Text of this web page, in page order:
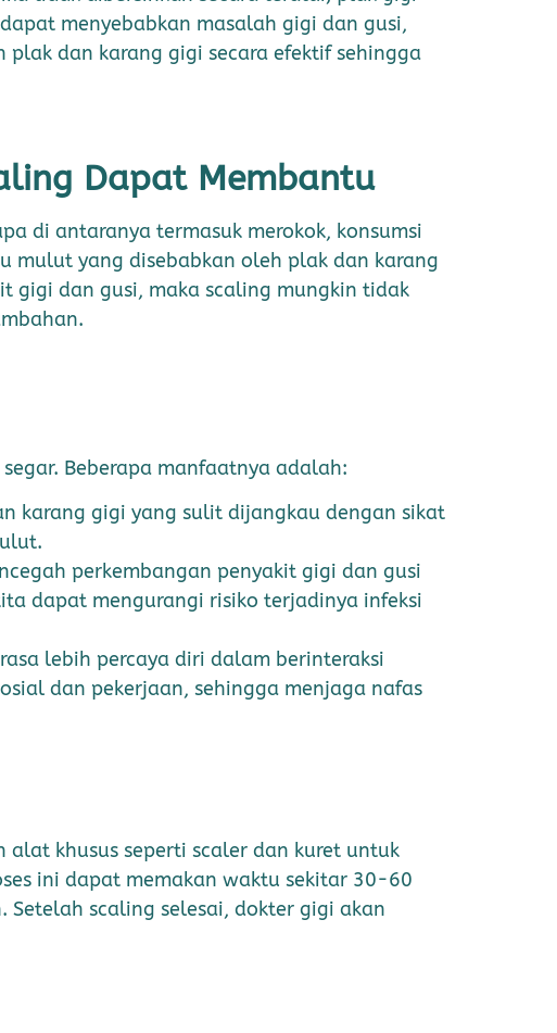
menyebabkan masalah gigi dan gusi,
dan karang gigi secara efektif sehingga
Dapat Membantu
di antaranya termasuk merokok, konsumsi
mulut yang disebabkan oleh plak dan karang
gigi dan gusi, maka scaling mungkin tidak
Beberapa manfaatnya adalah:
karang gigi yang sulit dijangkau dengan sikat
perkembangan penyakit gigi dan gusi
dapat mengurangi risiko terjadinya infeksi
lebih percaya diri dalam berinteraksi
dan pekerjaan, sehingga menjaga nafas
alat khusus seperti scaler dan kuret untuk
ini dapat memakan waktu sekitar 30-60
scaling selesai, dokter gigi akan